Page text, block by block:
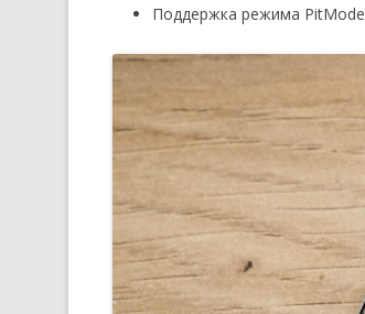
Поддержка режима PitMode